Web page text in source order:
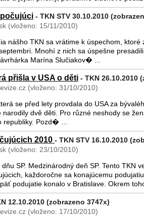
- TKN STV 30.10.2010
(vloženo: 15/11/2010)
nášho TKN sa vrátime k úspechom, ktoré
Mnohí z nich sa úspešne
Marína Slučiakov� ...
přišla v USA o děti - TKN 26.10.2010
(vloženo: 31/10/2010)
se před lety provdala do USA za
dvě děti. Pro různé neshody se
Pozd� ...
2010 - TKN STV 16.10.2010
(vloženo: 23/10/2010)
SP. Medzinárodný deň SP. Tento TKN
každoročne sa konajúcemu
podujatie konalo v Bratislave. Okrem toho
12.10.2010 (zobrazeno 3747x)
(vloženo: 17/10/2010)